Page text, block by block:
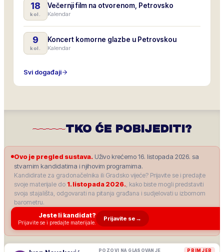
18
kol.
Večernji film na otvorenom, Petrovsko
Kalendar
9
kol.
Koncert komorne glazbe u Petrovskou
Kalendar
Svi događaji
TKO ĆE POBIJEDITI?
Ovo je pregled sustava. Uživo krećemo 16. listopada 2026. sa
stvarnim kandidatima i njihovim programima.
Kandidirate za gradonačelnika ili Gradsko vijeće? Prijavite se i predajte
svoje materijale do 1. listopada 2026., kako biste mogli predstaviti
svoja stajališta, odgovarati na pitanja građana i sudjelovati u izbornom
barometru.
Jeste li kandidat?
Prijavite se i predajte materijale.
Prijavite se →
PRIMJER
POZOVI NA GLASOVANJE